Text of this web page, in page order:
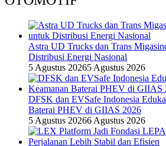
Astra UD Trucks dan Trans
Distribusi Energi Nasional
5 Agustus 20265 Agustus 2026
DFSK dan EVSafe Indonesia
Baterai PHEV di GIIAS 2026
5 Agustus 20266 Agustus 2026